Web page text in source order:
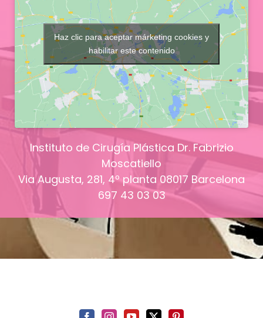
Haz clic para aceptar márketing cookies y
habilitar este contenido
Instituto de Cirugía Plástica Dr. Fabrizio
Moscatiello
Via Augusta, 281, 4º planta 08017 Barcelona
697 43 03 03